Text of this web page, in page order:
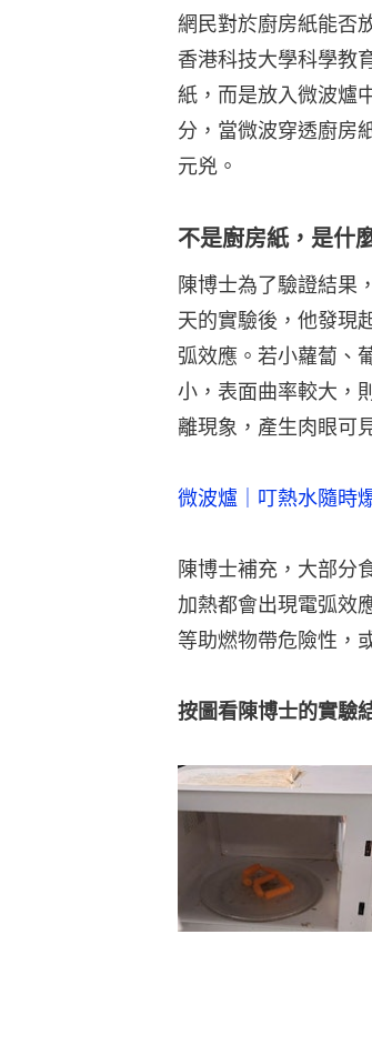
網民對於廚房紙能否
香港科技大學科學教
紙，而是放入微波爐
分，當微波穿透廚房
元兇。
不是廚房紙，是什
陳博士為了驗證結果
天的實驗後，他發現
弧效應。若小蘿蔔、
小，表面曲率較大，
離現象，產生肉眼可
微波爐｜叮熱水隨時
陳博士補充，大部分
加熱都會出現電弧效
等助燃物帶危險性，
按圖看陳博士的實驗